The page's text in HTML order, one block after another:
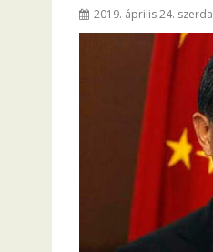
2019. április 24. szerda